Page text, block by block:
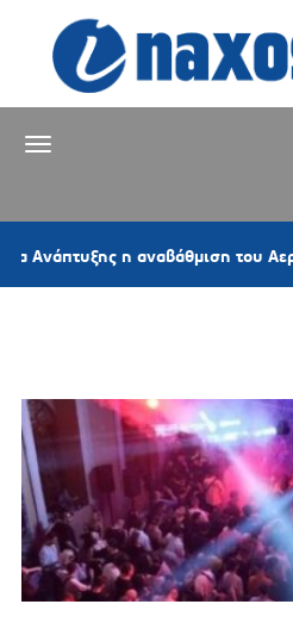
η αναβάθμιση του